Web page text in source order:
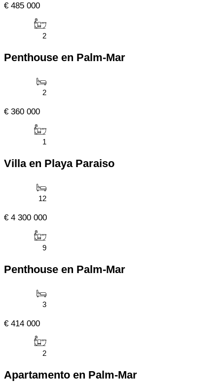
€ 485 000
2
Penthouse en Palm-Mar
2
€ 360 000
1
Villa en Playa Paraiso
12
€ 4 300 000
9
Penthouse en Palm-Mar
3
€ 414 000
2
Apartamento en Palm-Mar